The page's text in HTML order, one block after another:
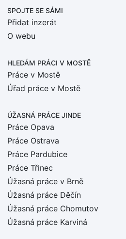
SPOJTE SE SÁMI
Přidat inzerát
O webu
HLEDÁM PRÁCI V MOSTĚ
Práce v Mostě
Úřad práce v Mostě
ÚŽASNÁ PRÁCE JINDE
Práce Opava
Práce Ostrava
Práce Pardubice
Práce Třinec
Úžasná práce v Brně
Úžasná práce Děčín
Úžasná práce Chomutov
Úžasná práce Karviná